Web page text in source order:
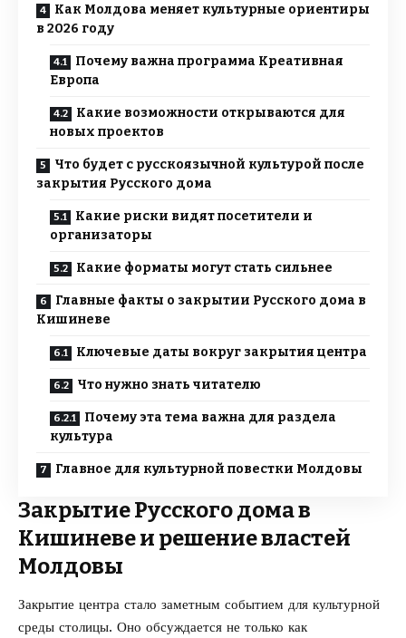
Как Молдова меняет культурные ориентиры
в 2026 году
Почему важна программа Креативная
Европа
Какие возможности открываются для
новых проектов
Что будет с русскоязычной культурой после
закрытия Русского дома
Какие риски видят посетители и
организаторы
Какие форматы могут стать сильнее
Главные факты о закрытии Русского дома в
Кишиневе
Ключевые даты вокруг закрытия центра
Что нужно знать читателю
Почему эта тема важна для раздела
культура
Главное для культурной повестки Молдовы
Закрытие Русского дома в
Кишиневе и решение властей
Молдовы
Закрытие центра стало заметным событием для культурной
среды столицы. Оно обсуждается не только как